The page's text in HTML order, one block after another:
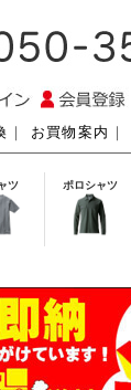
｜ お買物案内 ｜
ツ ポロシャツ